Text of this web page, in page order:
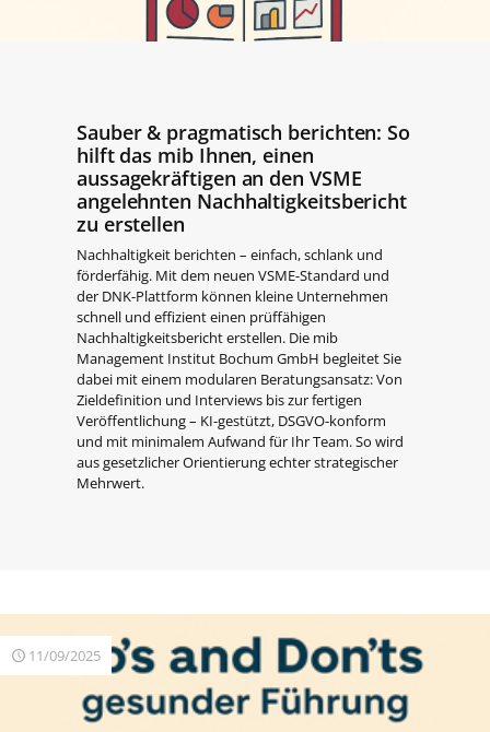
Sauber & pragmatisch berichten: So
hilft das mib Ihnen, einen
aussagekräftigen an den VSME
angelehnten Nachhaltigkeitsbericht
zu erstellen
Nachhaltigkeit berichten – einfach, schlank und
förderfähig. Mit dem neuen VSME-Standard und
der DNK-Plattform können kleine Unternehmen
schnell und effizient einen prüffähigen
Nachhaltigkeitsbericht erstellen. Die mib
Management Institut Bochum GmbH begleitet Sie
dabei mit einem modularen Beratungsansatz: Von
Zieldefinition und Interviews bis zur fertigen
Veröffentlichung – KI-gestützt, DSGVO-konform
und mit minimalem Aufwand für Ihr Team. So wird
aus gesetzlicher Orientierung echter strategischer
Mehrwert.
11/09/2025